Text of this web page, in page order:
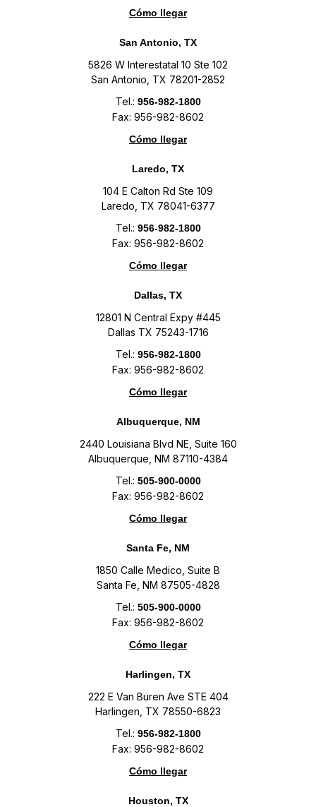
Cómo llegar
San Antonio, TX
5826 W Interestatal 10 Ste 102
San Antonio, TX 78201-2852
Tel.: 956-982-1800
Fax: 956-982-8602
Cómo llegar
Laredo, TX
104 E Calton Rd Ste 109
Laredo, TX 78041-6377
Tel.: 956-982-1800
Fax: 956-982-8602
Cómo llegar
Dallas, TX
12801 N Central Expy #445
Dallas TX 75243-1716
Tel.: 956-982-1800
Fax: 956-982-8602
Cómo llegar
Albuquerque, NM
2440 Louisiana Blvd NE, Suite 160
Albuquerque, NM 87110-4384
Tel.: 505-900-0000
Fax: 956-982-8602
Cómo llegar
Santa Fe, NM
1850 Calle Medico, Suite B
Santa Fe, NM 87505-4828
Tel.: 505-900-0000
Fax: 956-982-8602
Cómo llegar
Harlingen, TX
222 E Van Buren Ave STE 404
Harlingen, TX 78550-6823
Tel.: 956-982-1800
Fax: 956-982-8602
Cómo llegar
Houston, TX